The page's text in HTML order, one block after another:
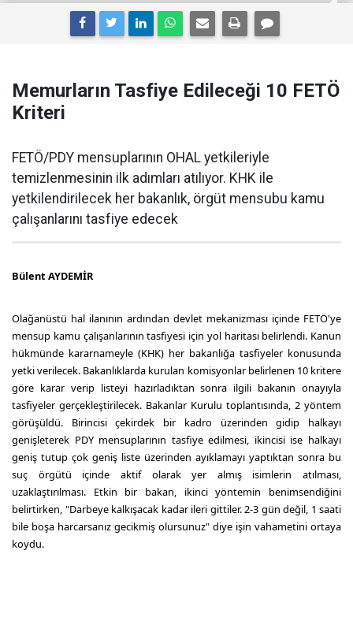
Memurların Tasfiye Edileceği 10 FETÖ
Kriteri
FETÖ/PDY mensuplarının OHAL yetkileriyle
temizlenmesinin ilk adımları atılıyor. KHK ile
yetkilendirilecek her bakanlık, örgüt mensubu kamu
çalışanlarını tasfiye edecek
Bülent AYDEMİR
Olağanüstü hal ilanının ardından devlet mekanizması içinde FETÖ'ye
mensup kamu çalışanlarının tasfiyesi için yol haritası belirlendi. Kanun
hükmünde kararnameyle (KHK) her bakanlığa tasfiyeler konusunda
yetki verilecek. Bakanlıklarda kurulan komisyonlar belirlenen 10 kritere
göre karar verip listeyi hazırladıktan sonra ilgili bakanın onayıyla
tasfiyeler gerçekleştirilecek. Bakanlar Kurulu toplantısında, 2 yöntem
görüşüldü. Birincisi çekirdek bir kadro üzerinden gidip halkayı
genişleterek PDY mensuplarının tasfiye edilmesi, ikincisi ise halkayı
geniş tutup çok geniş liste üzerinden ayıklamayı yaptıktan sonra bu
suç örgütü içinde aktif olarak yer almış isimlerin atılması,
uzaklaştırılması. Etkin bir bakan, ikinci yöntemin benimsendiğini
belirtirken, "Darbeye kalkışacak kadar ileri gittiler. 2-3 gün değil, 1 saati
bile boşa harcarsanız gecikmiş olursunuz" diye işin vahametini ortaya
koydu.